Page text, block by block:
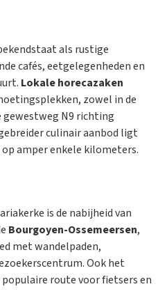
als rustige
cafés, eetgelegenheden en
Lokale horecazaken
zowel in de
gewestweg N9 richting
culinair aanbod ligt
amper enkele kilometers.
is de nabijheid van
Bourgoyen-Ossemeersen,
met wandelpaden,
Ook het
populaire route voor fietsers en